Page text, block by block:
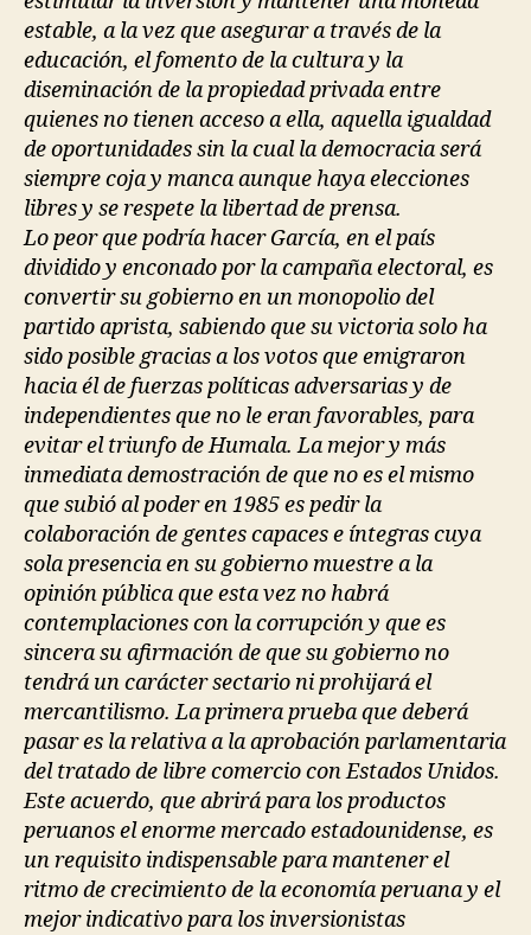
estable, a la vez que asegurar a través de la
educación, el fomento de la cultura y la
diseminación de la propiedad privada entre
quienes no tienen acceso a ella, aquella igualdad
de oportunidades sin la cual la democracia será
siempre coja y manca aunque haya elecciones
libres y se respete la libertad de prensa.
Lo peor que podría hacer García, en el país
dividido y enconado por la campaña electoral, es
convertir su gobierno en un monopolio del
partido aprista, sabiendo que su victoria solo ha
sido posible gracias a los votos que emigraron
hacia él de fuerzas políticas adversarias y de
independientes que no le eran favorables, para
evitar el triunfo de Humala. La mejor y más
inmediata demostración de que no es el mismo
que subió al poder en 1985 es pedir la
colaboración de gentes capaces e íntegras cuya
sola presencia en su gobierno muestre a la
opinión pública que esta vez no habrá
contemplaciones con la corrupción y que es
sincera su afirmación de que su gobierno no
tendrá un carácter sectario ni prohijará el
mercantilismo. La primera prueba que deberá
pasar es la relativa a la aprobación parlamentaria
del tratado de libre comercio con Estados Unidos.
Este acuerdo, que abrirá para los productos
peruanos el enorme mercado estadounidense, es
un requisito indispensable para mantener el
ritmo de crecimiento de la economía peruana y el
mejor indicativo para los inversionistas